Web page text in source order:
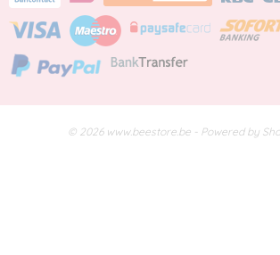
© 2026 www.beestore.be - Powered by